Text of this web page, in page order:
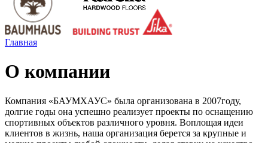
Главная
О компании
Компания «БАУМХАУС» была организована в 2007году,
долгие годы она успешно реализует проекты по оснащению
спортивных объектов различного уровня. Воплощая идеи
клиентов в жизнь, наша организация берется за крупные и